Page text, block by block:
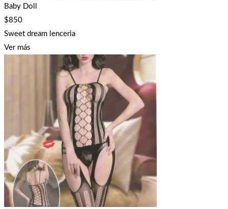
Baby Doll
$850
Sweet dream lenceria
Ver más